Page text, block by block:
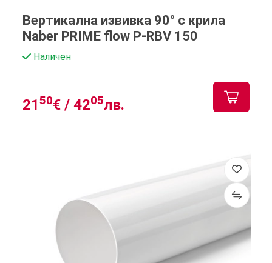
Вертикална извивка 90° с крила
Naber PRIME flow P-RBV 150
Наличен
2150€ / 4205лв.